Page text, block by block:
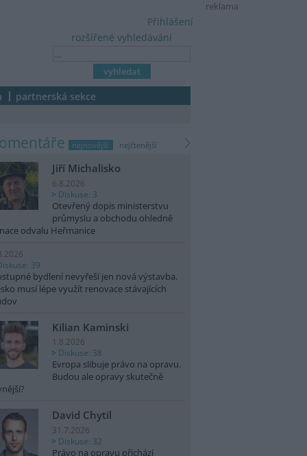
reklama
rozšířené vyhledávání
Přihlášení
partnerská sekce
nejnovější nejčtenější
Jiří Michalisko
6.8.2026
Diskuse: 3
Otevřený dopis ministerstvu
průmyslu a obchodu ohledně
odvalu Heřmanice
39
bydlení nevyřeší jen nová výstavba.
musí lépe využít renovace stávajících
Kilian Kaminski
1.8.2026
Diskuse: 38
Evropa slibuje právo na opravu.
Budou ale opravy skutečně
David Chytil
31.7.2026
Diskuse: 32
Právo na opravu přichází